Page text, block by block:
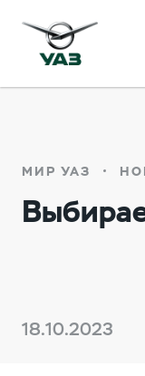
МИР УАЗ
18.10.2023